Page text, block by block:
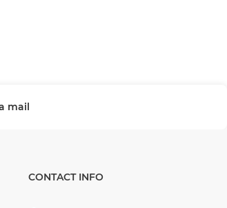
mail
CONTACT INFO